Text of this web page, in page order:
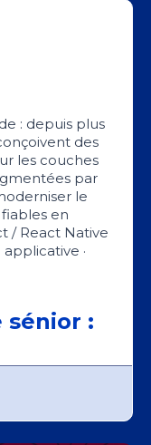
: depuis plus
des
les couches
par
le
en
/ React Native
applicative ·
: